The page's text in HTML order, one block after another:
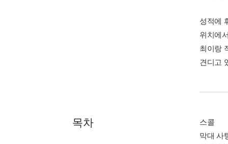
성적에
위치에
최이랑
견디고
목차
스콜
막대 사